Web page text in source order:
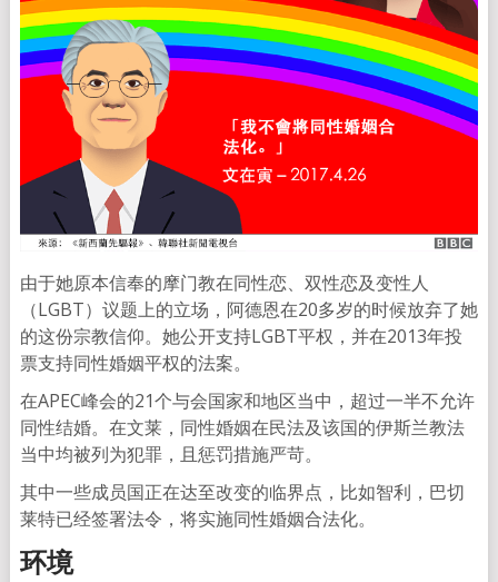
由于她原本信奉的摩门教在同性恋、双性恋及变性人
（LGBT）议题上的立场，阿德恩在20多岁的时候放弃了她
的这份宗教信仰。她公开支持LGBT平权，并在2013年投
票支持同性婚姻平权的法案。
在APEC峰会的21个与会国家和地区当中，超过一半不允许
同性结婚。在文莱，同性婚姻在民法及该国的伊斯兰教法
当中均被列为犯罪，且惩罚措施严苛。
其中一些成员国正在达至改变的临界点，比如智利，巴切
莱特已经签署法令，将实施同性婚姻合法化。
环境